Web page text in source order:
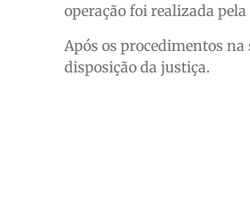
operação foi realizada
Após os procedimentos
disposição da justiça.